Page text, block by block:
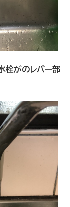
栓がのレバー部